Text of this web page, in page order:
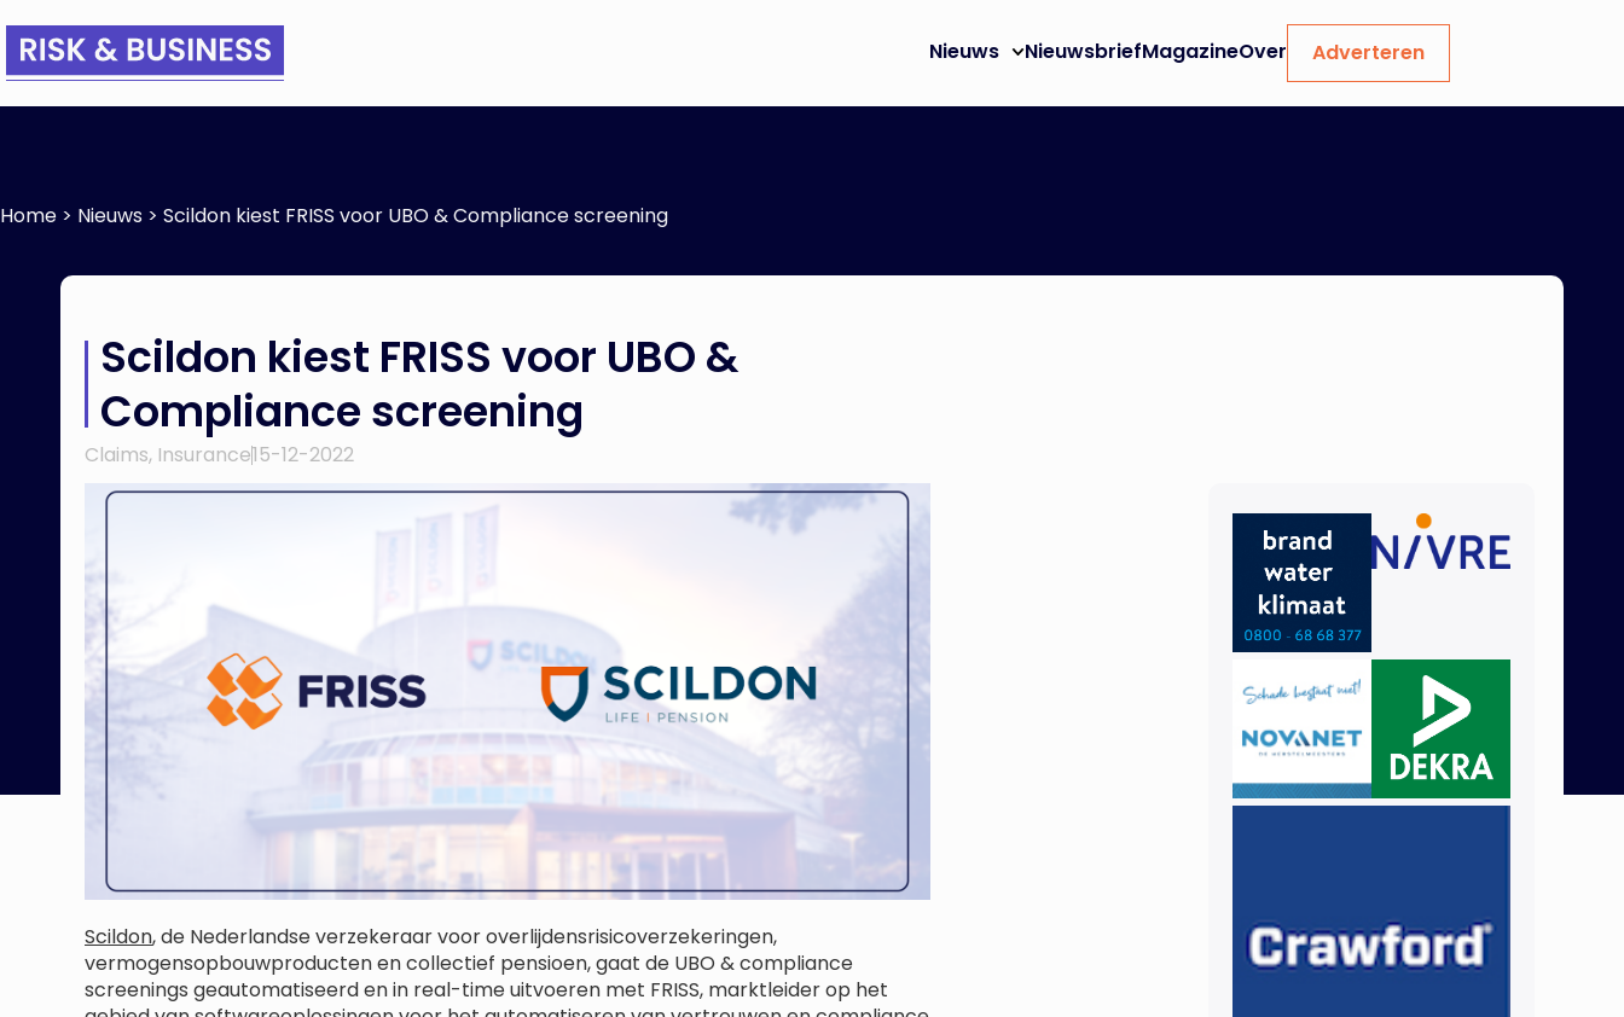
Nieuws NieuwsbriefMagazineOver Adverteren
Home > Nieuws > Scildon kiest FRISS voor UBO & Compliance screening
Scildon kiest FRISS voor UBO &
Compliance screening
Claims, Insurance15-12-2022
Scildon, de Nederlandse verzekeraar voor overlijdensrisicoverzekeringen,
vermogensopbouwproducten en collectief pensioen, gaat de UBO & compliance
screenings geautomatiseerd en in real-time uitvoeren met FRISS, marktleider op het